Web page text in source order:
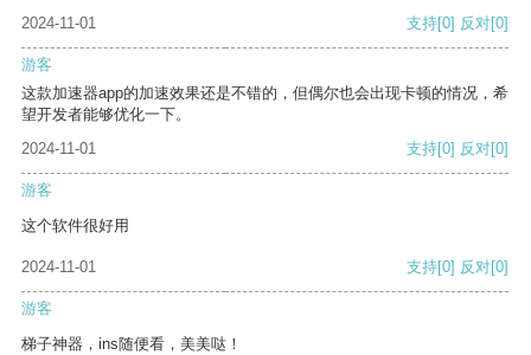
2024-11-01
支持[0] 反对[0]
游客
这款加速器app的加速效果还是不错的，但偶尔也会出现卡顿的情况，希
望开发者能够优化一下。
2024-11-01
支持[0] 反对[0]
游客
这个软件很好用
2024-11-01 支持[0] 反对[0]
游客
梯子神器，ins随便看，美美哒！